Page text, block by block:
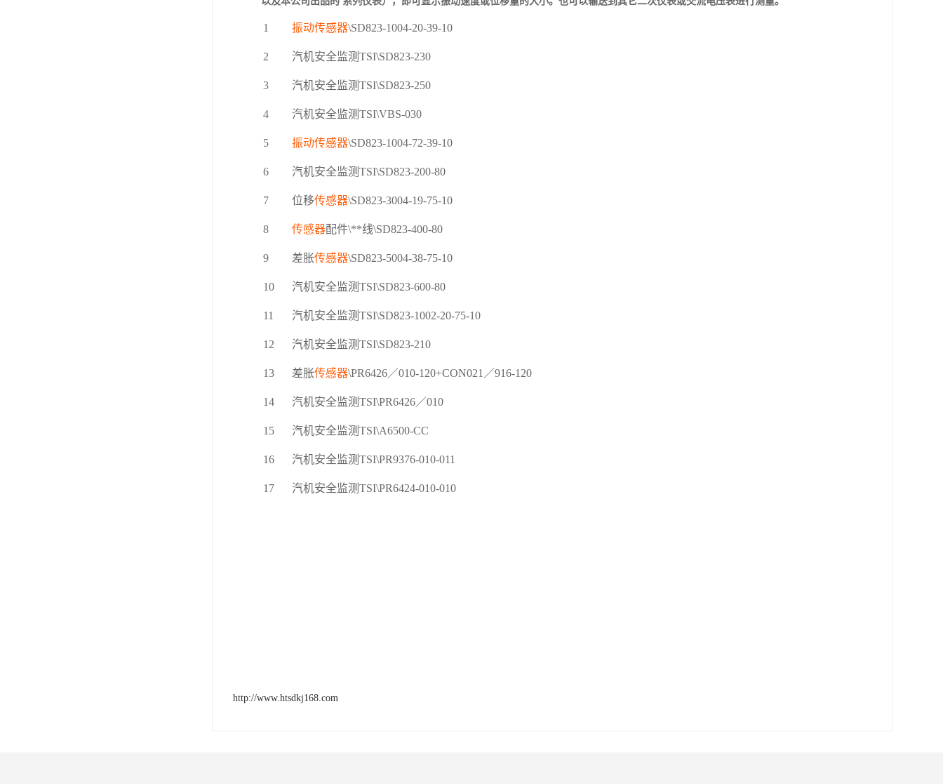
1 振动传感器\SD823-1004-20-39-10
2 汽机安全监测TSI\SD823-230
3 汽机安全监测TSI\SD823-250
4 汽机安全监测TSI\VBS-030
5 振动传感器\SD823-1004-72-39-10
6 汽机安全监测TSI\SD823-200-80
7 位移传感器\SD823-3004-19-75-10
8 传感器配件\**线\SD823-400-80
9 差胀传感器\SD823-5004-38-75-10
10 汽机安全监测TSI\SD823-600-80
11 汽机安全监测TSI\SD823-1002-20-75-10
12 汽机安全监测TSI\SD823-210
13 差胀传感器\PR6426／010-120+CON021／916-120
14 汽机安全监测TSI\PR6426／010
15 汽机安全监测TSI\A6500-CC
16 汽机安全监测TSI\PR9376-010-011
17 汽机安全监测TSI\PR6424-010-010
http://www.htsdkj168.com